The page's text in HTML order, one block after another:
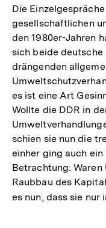
Die
gesellschaftlichen
den 1980er-Jahren
sich beide
drängenden
es ist eine Art
Wollte die DDR in
schien sie nun die
einher ging auch
Betrachtung:
Raubbau des
es nun, dass sie nur